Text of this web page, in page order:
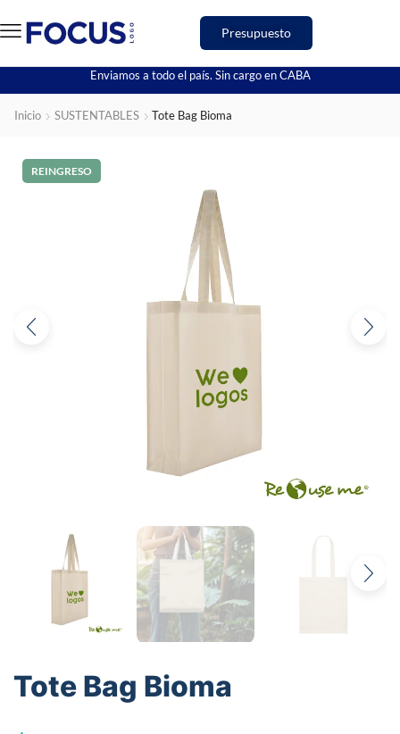
Presupuesto
Enviamos a todo el país. Sin cargo en CABA
Inicio SUSTENTABLES Tote Bag Bioma
REINGRESO
Tote Bag Bioma